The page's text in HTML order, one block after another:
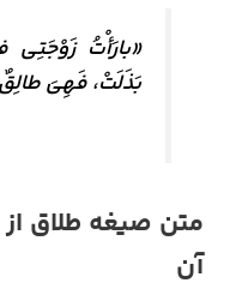
«بارَأْتُ زَوْجَتِی
بَذَلَتْ، فَهِیَ
متن صیغه طلاق
آن